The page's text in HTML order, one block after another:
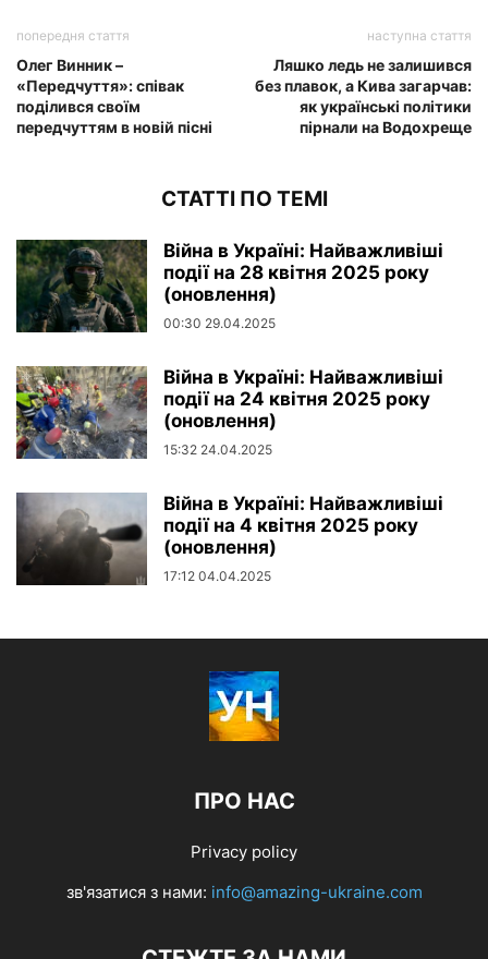
попередня стаття
Олег Винник –
«Передчуття»: співак
поділився своїм
передчуттям в новій пісні
наступна стаття
Ляшко ледь не залишився
без плавок, а Кива загарчав:
як українські політики
пірнали на Водохреще
СТАТТІ ПО ТЕМІ
Війна в Україні: Найважливіші
події на 28 квітня 2025 року
(оновлення)
00:30 29.04.2025
Війна в Україні: Найважливіші
події на 24 квітня 2025 року
(оновлення)
15:32 24.04.2025
Війна в Україні: Найважливіші
події на 4 квітня 2025 року
(оновлення)
17:12 04.04.2025
ПРО НАС
Privacy policy
зв'язатися з нами: info@amazing-ukraine.com